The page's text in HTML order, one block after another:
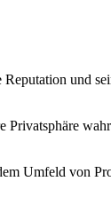
und
Privatsphäre
Umfeld von